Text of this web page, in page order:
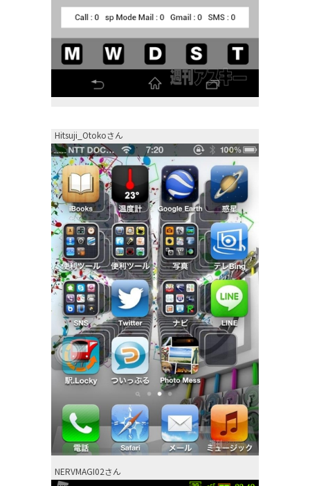
Hitsuji_Otokoさん
NERVMAGI02さん